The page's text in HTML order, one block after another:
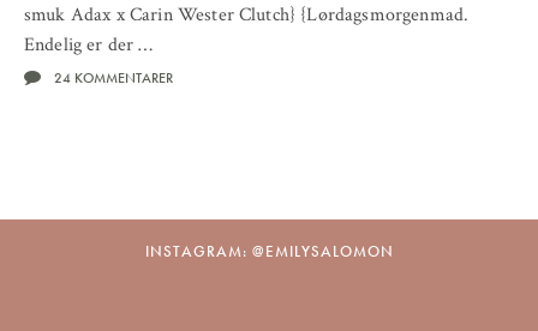
smuk Adax x Carin Wester Clutch} {Lørdagsmorgenmad.
Endelig er der …
24 KOMMENTARER
INSTAGRAM: @EMILYSALOMON